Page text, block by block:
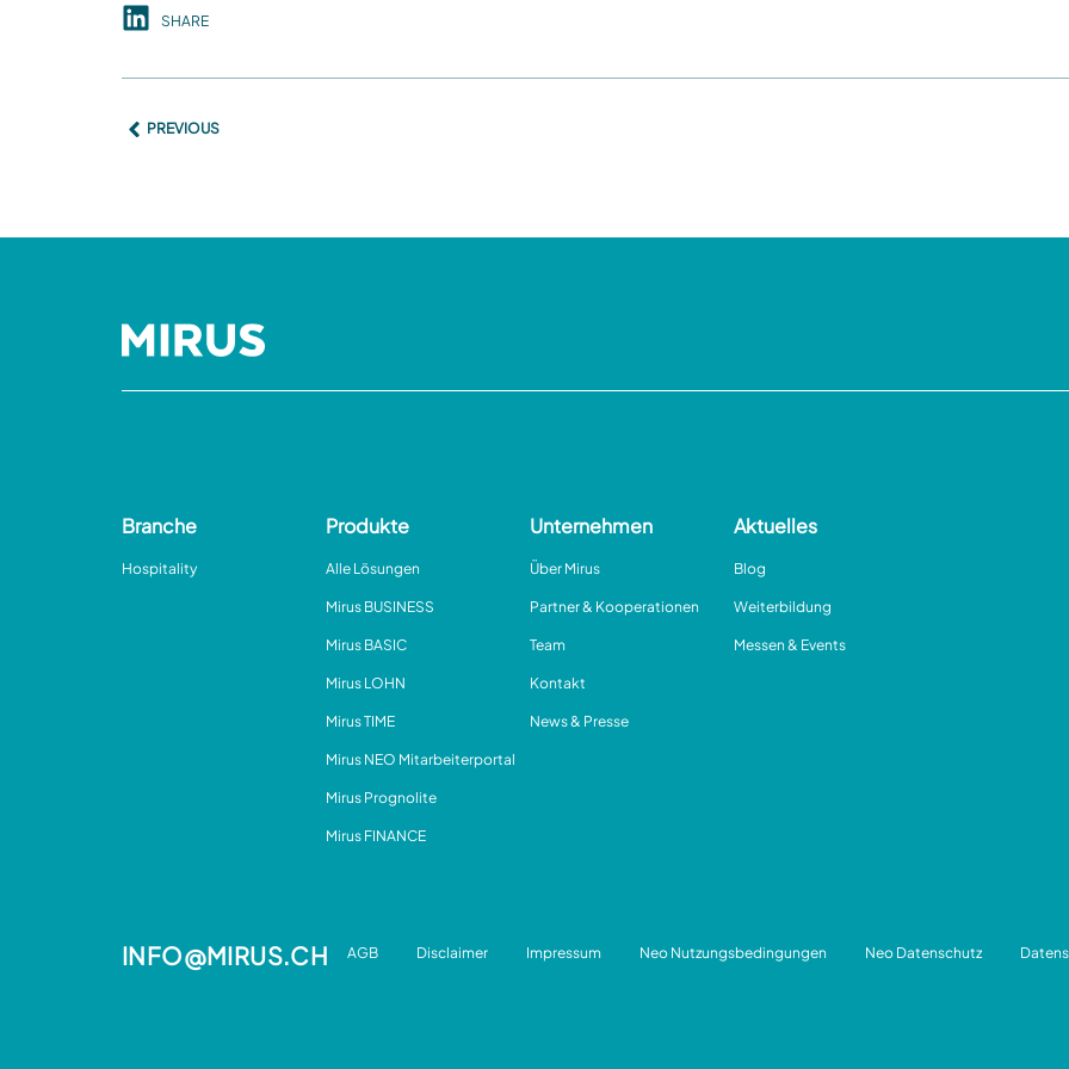
SHARE
PREVIOUS
Branche
Hospitality
Produkte
Alle Lösungen
Mirus BUSINESS
Mirus BASIC
Mirus LOHN
Mirus TIME
Mirus NEO Mitarbeiterportal
Mirus Prognolite
Mirus FINANCE
Unternehmen
Über Mirus
Partner & Kooperationen
Team
Kontakt
News & Presse
Aktuelles
Blog
Weiterbildung
Messen & Events
INFO@MIRUS.CH AGB Disclaimer Impressum Neo Nutzungsbedingungen Neo Datenschutz